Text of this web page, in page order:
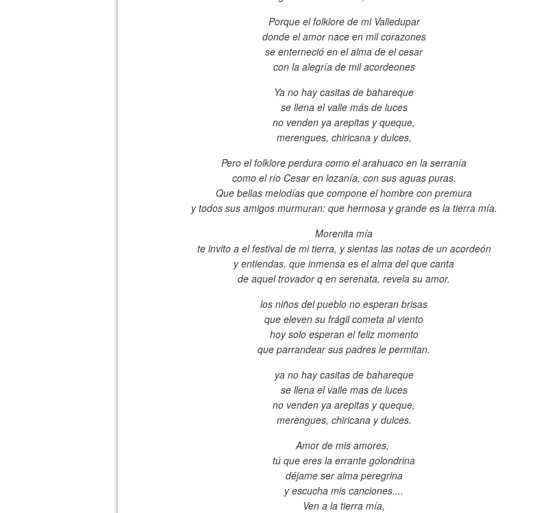
Porque el folklore de mi Valledupar
donde el amor nace en mil corazones
se enterneció en el alma de el cesar
con la alegría de mil acordeones
Ya no hay casitas de bahareque
se llena el valle más de luces
no venden ya arepitas y queque,
merengues, chiricana y dulces,
Pero el folklore perdura como el arahuaco en la serranía
como el río Cesar en lozanía, con sus aguas puras.
Que bellas melodías que compone el hombre con premura
y todos sus amigos murmuran: que hermosa y grande es la tierra mía.
Morenita mía
te invito a el festival de mi tierra, y sientas las notas de un acordeón
y entiendas, que inmensa es el alma del que canta
de aquel trovador q en serenata, revela su amor.
los niños del pueblo no esperan brisas
que eleven su frágil cometa al viento
hoy solo esperan el feliz momento
que parrandear sus padres le permitan.
ya no hay casitas de bahareque
se llena el valle mas de luces
no venden ya arepitas y queque,
merengues, chiricana y dulces.
Amor de mis amores,
tú que eres la errante golondrina
déjame ser alma peregrina
y escucha mis canciones....
Ven a la tierra mía,